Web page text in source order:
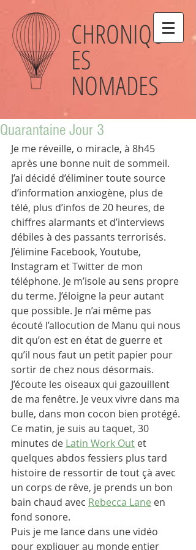
CHRONIQU
ES
NOMADES
Quarantaine Jour 3
Je me réveille, o miracle, à 8h45
après une bonne nuit de sommeil.
J’ai décidé d’éliminer toute source
d’information anxiogène, plus de
télé, plus d’infos de 20 heures, de
chiffres alarmants et d’interviews
débiles à des passants terrorisés.
J’élimine Facebook, Youtube,
Instagram et Twitter de mon
téléphone. Je m’isole au sens propre
du terme. J’éloigne la peur autant
que possible. Je n’ai même pas
écouté l’allocution de Manu qui nous
dit qu’on est en état de guerre et
qu’il nous faut un petit papier pour
sortir de chez nous désormais.
J’écoute les oiseaux qui gazouillent
de ma fenêtre. Je veux vivre dans ma
bulle, dans mon cocon bien protégé.
Ce matin, je suis au taquet, 30
minutes de Latin Work Out et
quelques abdos fessiers plus tard
histoire de ressortir de tout çà avec
un corps de rêve, je prends un bon
bain chaud avec Rebecca Lane en
fond sonore.
Puis je me lance dans une vidéo
pour expliquer au monde entier